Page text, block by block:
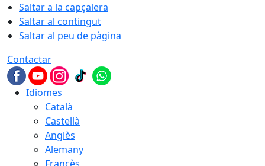
Saltar a la capçalera
Saltar al contingut
Saltar al peu de pàgina
Contactar
Idiomes
Català
Castellà
Anglès
Alemany